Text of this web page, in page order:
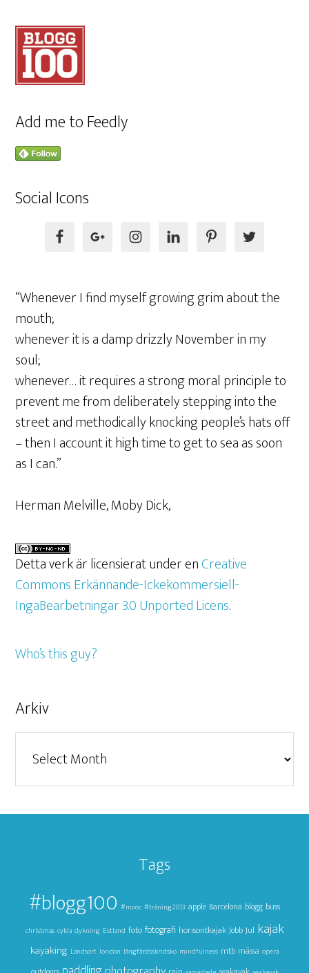
Add me to Feedly
Social Icons
“Whenever I find myself growing grim about the
mouth;
whenever it is a damp drizzly November in my
soul;
whenever… it requires a strong moral principle to
prevent me from deliberately stepping into the
street and methodically knocking people’s hats off
– then I account it high time to get to sea as soon
as I can.”
Herman Melville, Moby Dick,
Detta verk är licensierat under enCreative
Commons Erkännande-Ickekommersiell-
IngaBearbetningar 3.0 Unported Licens.
Who’s this guy?
Arkiv
Tags
#blogg100 #mooc #träning2013 apple Barcelona blogg buss
christmas cykla dykning Estland foto fotografi horisontkajak Jobb Jul kajak
kayaking Landsort london långfärdsskridsko mindfulness mtb mässa opera